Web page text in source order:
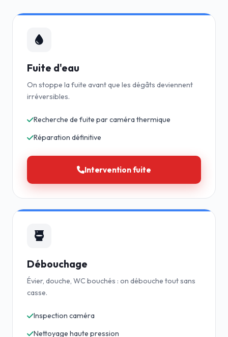
Fuite d'eau
On stoppe la fuite avant que les dégâts deviennent
irréversibles.
Recherche de fuite par caméra thermique
Réparation définitive
Intervention fuite
Débouchage
Évier, douche, WC bouchés : on débouche tout sans
casse.
Inspection caméra
Nettoyage haute pression